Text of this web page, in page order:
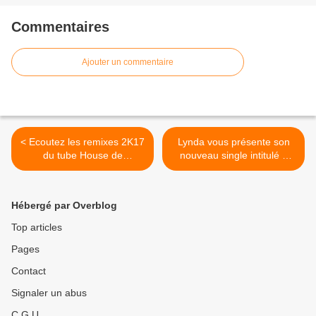
Commentaires
Ajouter un commentaire
< Ecoutez les remixes 2K17
du tube House de
DeepSwing !
Lynda vous présente son
nouveau single intitulé «
J’Ose Pas » ! >
Hébergé par Overblog
Top articles
Pages
Contact
Signaler un abus